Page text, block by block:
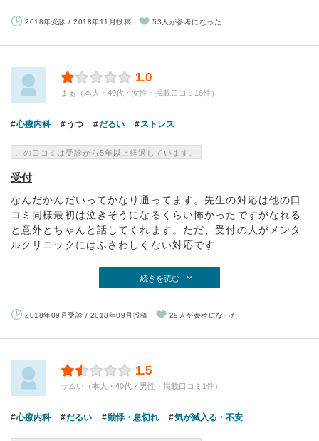
2018年受診 / 2018年11月投稿 53人が参考になった
1.0
まぁ（本人・40代・女性・掲載口コミ16件）
心療内科 うつ だるい ストレス
この口コミは受診から5年以上経過しています。
受付
なんだかんだいってかなり通ってます。先生の対応は他の口
コミ同様最初は泣きそうになるくらい怖かったですがなれる
と意外とちゃんと話してくれます。ただ、受付の人がメンタ
ルクリニックにはふさわしくない対応です...
続きを読む
2018年09月受診 / 2018年09月投稿 29人が参考になった
1.5
サムい（本人・40代・男性・掲載口コミ1件）
心療内科 だるい 動悸・息切れ 気が滅入る・不安